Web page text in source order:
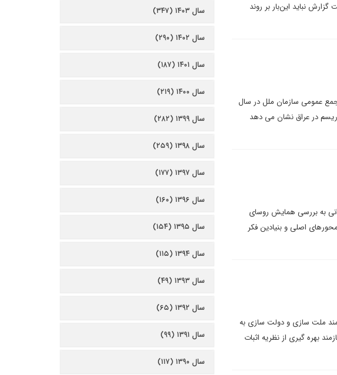
نباید این‌بار بر روند
عمومی سازمان ملل در سال
در عراق نشان می دهد
به بررسی همایش روسای
اصلی و بنیادین فکر
ملت سازی و دولت سازی به
بهره گیری از نظریه اثبات
سال ۱۴۰۳ (۳۴۷)
سال ۱۴۰۲ (۲۹۰)
سال ۱۴۰۱ (۱۸۷)
سال ۱۴۰۰ (۲۱۹)
سال ۱۳۹۹ (۲۸۲)
سال ۱۳۹۸ (۲۵۹)
سال ۱۳۹۷ (۱۷۷)
سال ۱۳۹۶ (۱۶۰)
سال ۱۳۹۵ (۱۵۴)
سال ۱۳۹۴ (۱۱۵)
سال ۱۳۹۳ (۴۹)
سال ۱۳۹۲ (۶۵)
سال ۱۳۹۱ (۹۹)
سال ۱۳۹۰ (۱۱۷)